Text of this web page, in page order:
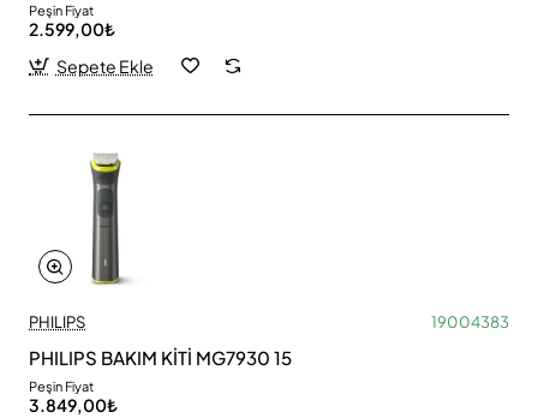
Peşin Fiyat
2.599,00₺
Sepete Ekle
PHILIPS 19004383
PHILIPS BAKIM KİTİ MG7930 15
Peşin Fiyat
3.849,00₺